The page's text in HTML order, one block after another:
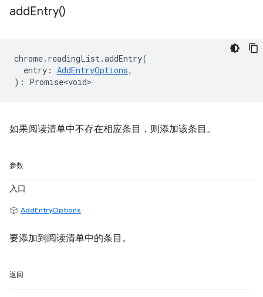
addEntry()
chrome. readingList .addEntry(
entry : AddEntryOptions,
) : Promise<void>
如果阅读清单中不存在相应条目，则添加该条目。
参数
入口
AddEntryOptions
要添加到阅读清单中的条目。
返回